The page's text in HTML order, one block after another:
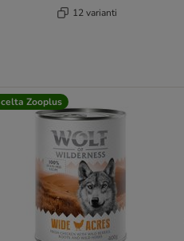
12 varianti
Zooplus